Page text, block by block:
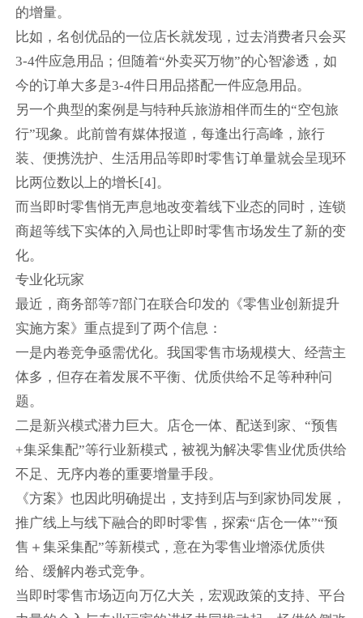
的增量。
比如，名创优品的一位店长就发现，过去消费者只会买
3-4件应急用品；但随着“外卖买万物”的心智渗透，如
今的订单大多是3-4件日用品搭配一件应急用品。
另一个典型的案例是与特种兵旅游相伴而生的“空包旅
行”现象。此前曾有媒体报道，每逢出行高峰，旅行
装、便携洗护、生活用品等即时零售订单量就会呈现环
比两位数以上的增长[4]。
而当即时零售悄无声息地改变着线下业态的同时，连锁
商超等线下实体的入局也让即时零售市场发生了新的变
化。
专业化玩家
最近，商务部等7部门在联合印发的《零售业创新提升
实施方案》重点提到了两个信息：
一是内卷竞争亟需优化。我国零售市场规模大、经营主
体多，但存在着发展不平衡、优质供给不足等种种问
题。
二是新兴模式潜力巨大。店仓一体、配送到家、“预售
+集采集配”等行业新模式，被视为解决零售业优质供给
不足、无序内卷的重要增量手段。
《方案》也因此明确提出，支持到店与到家协同发展，
推广线上与线下融合的即时零售，探索“店仓一体”“预
售＋集采集配”等新模式，意在为零售业增添优质供
给、缓解内卷式竞争。
当即时零售市场迈向万亿大关，宏观政策的支持、平台